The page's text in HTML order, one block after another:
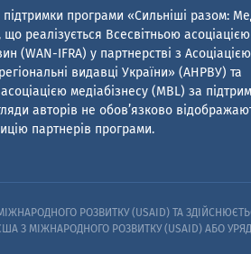
підтримки програми «Сильніші разом:
реалізується Всесвітньою асоціацією
(WAN-IFRA) у партнерстві з Асоціацією
видавці України» (АНРВУ) та
медіабізнесу (MBL) за
авторів не обов’язково
партнерів програми.
РОЗВИТКУ (USAID) ТА
З МІЖНАРОДНОГО РОЗВИТКУ (USAID) АБО